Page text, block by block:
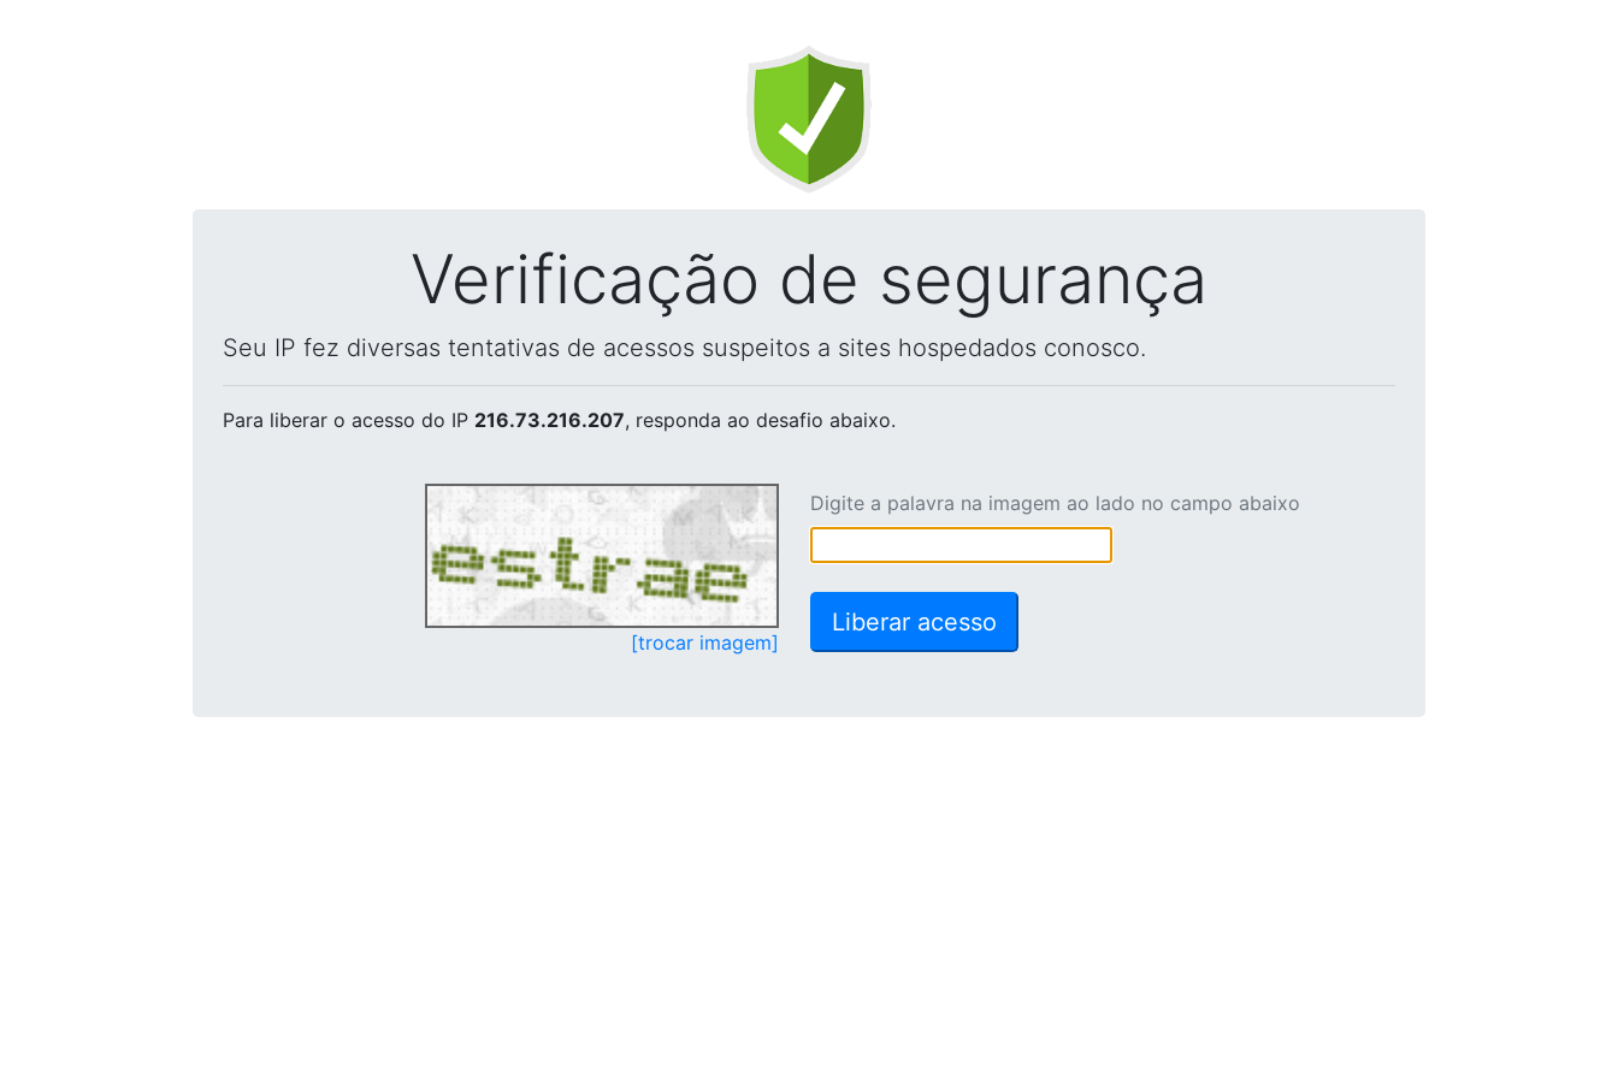
Verificação de segurança
Seu IP fez diversas tentativas de acessos suspeitos a sites hospedados conosco.
Para liberar o acesso do IP 216.73.216.207, responda ao desafio abaixo.
[trocar imagem]
Digite a palavra na imagem ao lado no campo abaixo